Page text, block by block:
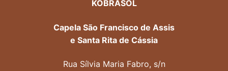
KOBRASOL
Capela São Francisco de Assis
e Santa Rita de Cássia
Rua Sílvia Maria Fabro, s/n